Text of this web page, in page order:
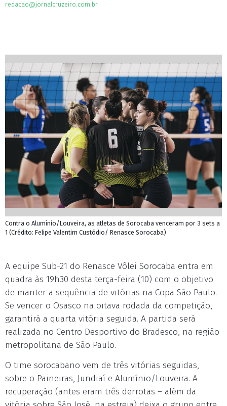
redacao@jornalcruzeiro.com.br
Contra o Alumínio/Louveira, as atletas de Sorocaba venceram por 3 sets a
1 (Crédito: Felipe Valentim Custódio/ Renasce Sorocaba)
A equipe Sub-21 do Renasce Vôlei Sorocaba entra em
quadra às 19h30 desta terça-feira (10) com o objetivo
de manter a sequência de vitórias na Copa São Paulo.
Se vencer o Osasco na oitava rodada da competição,
garantirá a quarta vitória seguida. A partida será
realizada no Centro Desportivo do Bradesco, na região
metropolitana de São Paulo.
O time sorocabano vem de três vitórias seguidas,
sobre o Paineiras, Jundiaí e Alumínio/Louveira. A
recuperação (antes eram três derrotas – além da